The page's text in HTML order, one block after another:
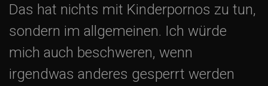
Das hat nichts mit Kinderpornos zu tun,
sondern im allgemeinen. Ich würde
mich auch beschweren, wenn
irgendwas anderes gesperrt werden